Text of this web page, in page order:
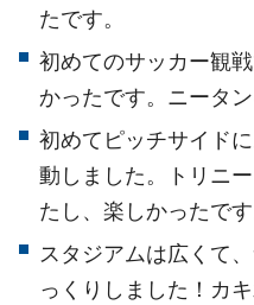
たです。
初めてのサッカー観
かったです。ニータ
初めてピッチサイド
動しました。トリニ
たし、楽しかったです
スタジアムは広くて
っくりしました！カ